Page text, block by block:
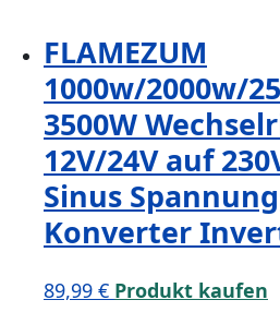
FLAMEZUM
1000w/2000w/
3500W
12V/24V auf
Sinus
Konverter
89,99 € Produkt kaufen